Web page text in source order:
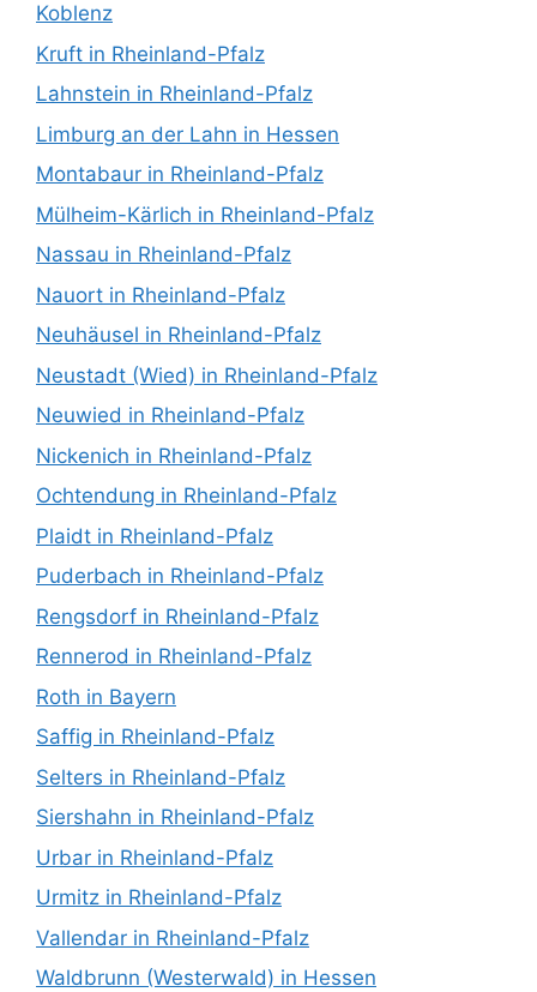
Koblenz
Kruft in Rheinland-Pfalz
Lahnstein in Rheinland-Pfalz
Limburg an der Lahn in Hessen
Montabaur in Rheinland-Pfalz
Mülheim-Kärlich in Rheinland-Pfalz
Nassau in Rheinland-Pfalz
Nauort in Rheinland-Pfalz
Neuhäusel in Rheinland-Pfalz
Neustadt (Wied) in Rheinland-Pfalz
Neuwied in Rheinland-Pfalz
Nickenich in Rheinland-Pfalz
Ochtendung in Rheinland-Pfalz
Plaidt in Rheinland-Pfalz
Puderbach in Rheinland-Pfalz
Rengsdorf in Rheinland-Pfalz
Rennerod in Rheinland-Pfalz
Roth in Bayern
Saffig in Rheinland-Pfalz
Selters in Rheinland-Pfalz
Siershahn in Rheinland-Pfalz
Urbar in Rheinland-Pfalz
Urmitz in Rheinland-Pfalz
Vallendar in Rheinland-Pfalz
Waldbrunn (Westerwald) in Hessen